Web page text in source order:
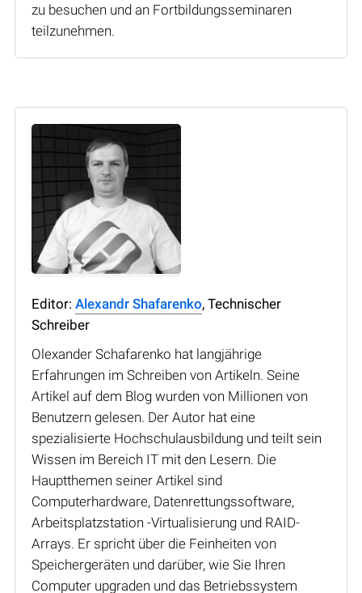
zu besuchen und an Fortbildungsseminaren
teilzunehmen.
Editor: Alexandr Shafarenko, Technischer
Schreiber
Olexander Schafarenko hat langjährige
Erfahrungen im Schreiben von Artikeln. Seine
Artikel auf dem Blog wurden von Millionen von
Benutzern gelesen. Der Autor hat eine
spezialisierte Hochschulausbildung und teilt sein
Wissen im Bereich IT mit den Lesern. Die
Hauptthemen seiner Artikel sind
Computerhardware, Datenrettungssoftware,
Arbeitsplatzstation -Virtualisierung und RAID-
Arrays. Er spricht über die Feinheiten von
Speichergeräten und darüber, wie Sie Ihren
Computer upgraden und das Betriebssystem